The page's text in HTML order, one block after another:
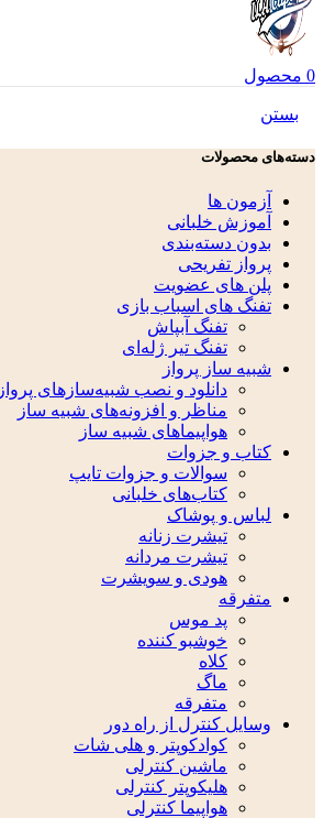
0 محصول
بستن
دسته‌های محصولات
آزمون ها
آموزش خلبانی
بدون دسته‌بندی
پرواز تفریحی
پلن های عضویت
تفنگ های اسباب بازی
تفنگ آبپاش
تفنگ تیر ژله‌ای
شبیه ساز پرواز
دانلود و نصب شبیه‌سازهای پرواز
مناظر و افزونه‌های شبیه ساز
هواپیماهای شبیه ساز
کتاب و جزوات
سوالات و جزوات تایپ
کتاب‌های خلبانی
لباس و پوشاک
تیشرت زنانه
تیشرت مردانه
هودی و سویشرت
متفرقه
پد موس
خوشبو کننده
کلاه
ماگ
متفرقه
وسایل کنترل از راه دور
کوادکوپتر و هلی شات
ماشین کنترلی
هلیکوپتر کنترلی
هواپیما کنترلی